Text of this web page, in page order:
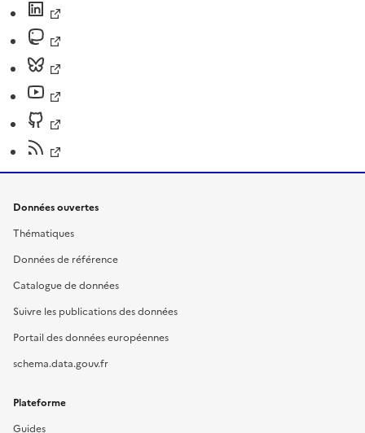
Données ouvertes
Thématiques
Données de référence
Catalogue de données
Suivre les publications des données
Portail des données européennes
schema.data.gouv.fr
Plateforme
Guides